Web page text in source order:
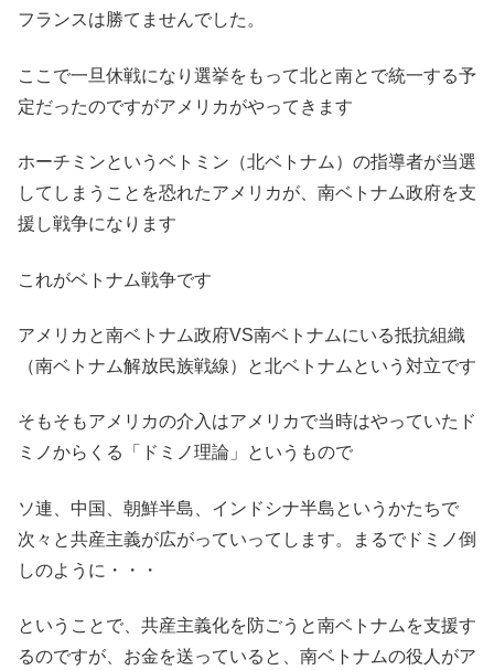
フランスは勝てませんでした。
ここで一旦休戦になり選挙をもって北と南とで統一する予
定だったのですがアメリカがやってきます
ホーチミンというベトミン（北ベトナム）の指導者が当選
してしまうことを恐れたアメリカが、南ベトナム政府を支
援し戦争になります
これがベトナム戦争です
アメリカと南ベトナム政府VS南ベトナムにいる抵抗組織
（南ベトナム解放民族戦線）と北ベトナムという対立です
そもそもアメリカの介入はアメリカで当時はやっていたド
ミノからくる「ドミノ理論」というもので
ソ連、中国、朝鮮半島、インドシナ半島というかたちで
次々と共産主義が広がっていってします。まるでドミノ倒
しのように・・・
ということで、共産主義化を防ごうと南ベトナムを支援す
るのですが、お金を送っていると、南ベトナムの役人がア